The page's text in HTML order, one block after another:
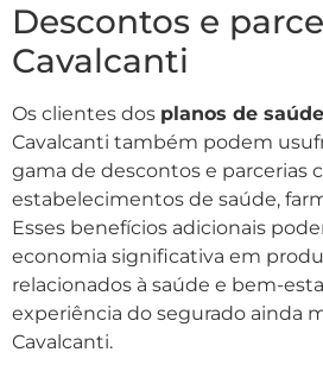
Descontos e
Cavalcanti
Os clientes dos planos de
Cavalcanti também podem
gama de descontos e parcerias
estabelecimentos de saúde,
Esses benefícios adicionais
economia significativa em
relacionados à saúde e bem-
experiência do segurado ainda
Cavalcanti.